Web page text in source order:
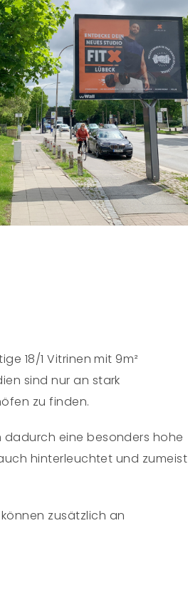
18/1 Vitrinen mit 9m²
sind nur an stark
zu finden.
dadurch eine besonders hohe
hinterleuchtet und zumeist
zusätzlich an